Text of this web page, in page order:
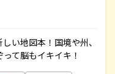
い地図本！国境や州、
て脳もイキイキ！